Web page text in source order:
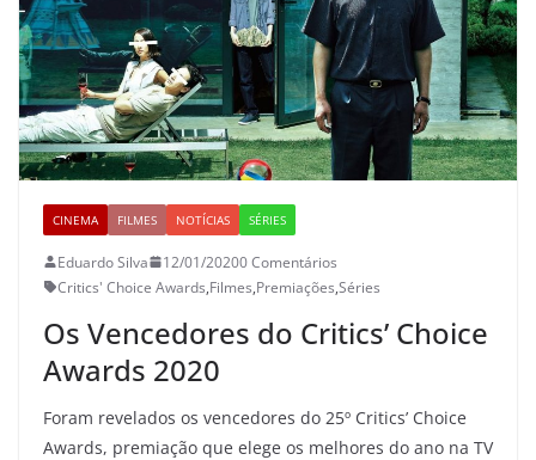
CINEMA FILMES NOTÍCIAS SÉRIES
Eduardo Silva 12/01/20200 Comentários
Critics' Choice Awards,Filmes,Premiações,Séries
Os Vencedores do Critics’ Choice
Awards 2020
Foram revelados os vencedores do 25º Critics’ Choice
Awards, premiação que elege os melhores do ano na TV